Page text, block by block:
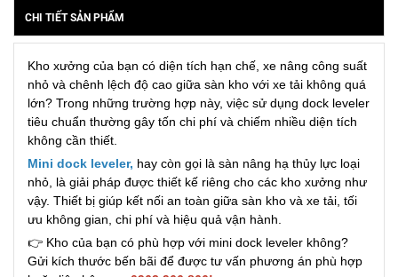
CHI TIẾT SẢN PHẨM
Kho xưởng của bạn có diện tích hạn chế, xe nâng công suất
nhỏ và chênh lệch độ cao giữa sàn kho với xe tải không quá
lớn? Trong những trường hợp này, việc sử dụng dock leveler
tiêu chuẩn thường gây tốn chi phí và chiếm nhiều diện tích
không cần thiết.
Mini dock leveler, hay còn gọi là sàn nâng hạ thủy lực loại
nhỏ, là giải pháp được thiết kế riêng cho các kho xưởng như
vậy. Thiết bị giúp kết nối an toàn giữa sàn kho và xe tải, tối
ưu không gian, chi phí và hiệu quả vận hành.
👉 Kho của bạn có phù hợp với mini dock leveler không?
Gửi kích thước bến bãi để được tư vấn phương án phù hợp